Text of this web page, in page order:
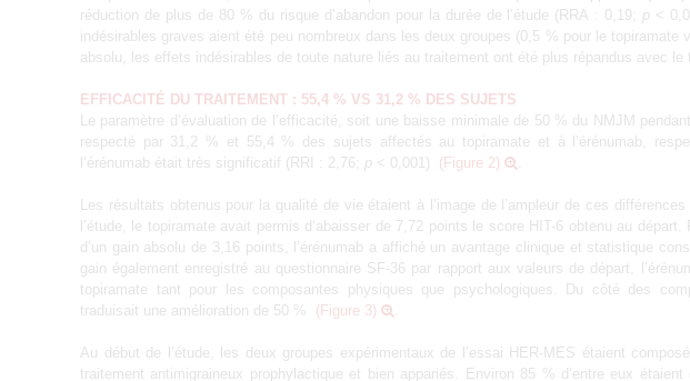
réduction de plus de 80 % du risque d’abandon pour la durée de l’étude (RRA : 0,19; p <
indésirables graves aient été peu nombreux dans les deux groupes (0,5 % pour le topiramate
absolu, les effets indésirables de toute nature liés au traitement ont été plus répandus avec le
EFFICACITÉ DU TRAITEMENT : 55,4 % VS 31,2 % DES SUJETS
Le paramètre d’évaluation de l’efficacité, soit une baisse minimale de 50 % du NMJM
respecté par 31,2 % et 55,4 % des sujets affectés au topiramate et à l’érénumab,
l’érénumab était très significatif (RRI : 2,76; p < 0,001) (Figure 2)
Les résultats obtenus pour la qualité de vie étaient à l’image de l’ampleur de ces
l’étude, le topiramate avait permis d’abaisser de 7,72 points le score HIT-6 obtenu au départ.
d’un gain absolu de 3,16 points, l’érénumab a affiché un avantage clinique et statistique
gain également enregistré au questionnaire SF-36 par rapport aux valeurs de départ,
topiramate tant pour les composantes physiques que psychologiques. Du côté des
traduisait une amélioration de 50 % (Figure 3)
Au début de l’étude, les deux groupes expérimentaux de l’essai HER-MES étaient
traitement antimigraineux prophylactique et bien appariés. Environ 85 % d’entre eux